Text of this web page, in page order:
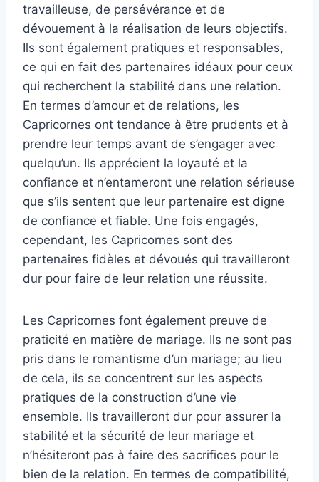
travailleuse, de persévérance et de
dévouement à la réalisation de leurs objectifs.
Ils sont également pratiques et responsables,
ce qui en fait des partenaires idéaux pour ceux
qui recherchent la stabilité dans une relation.
En termes d’amour et de relations, les
Capricornes ont tendance à être prudents et à
prendre leur temps avant de s’engager avec
quelqu’un. Ils apprécient la loyauté et la
confiance et n’entameront une relation sérieuse
que s’ils sentent que leur partenaire est digne
de confiance et fiable. Une fois engagés,
cependant, les Capricornes sont des
partenaires fidèles et dévoués qui travailleront
dur pour faire de leur relation une réussite.
Les Capricornes font également preuve de
praticité en matière de mariage. Ils ne sont pas
pris dans le romantisme d’un mariage; au lieu
de cela, ils se concentrent sur les aspects
pratiques de la construction d’une vie
ensemble. Ils travailleront dur pour assurer la
stabilité et la sécurité de leur mariage et
n’hésiteront pas à faire des sacrifices pour le
bien de la relation. En termes de compatibilité,